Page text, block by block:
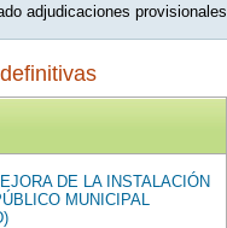
adjudicaciones provisionales
DE LA INSTALACIÓN
MUNICIPAL